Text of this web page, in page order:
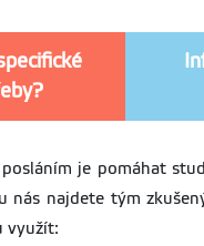
posláním je pomáhat
nás najdete tým
využít: